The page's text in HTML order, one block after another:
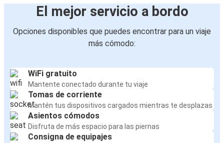
El mejor servicio a bordo
Opciones disponibles que puedes encontrar para un viaje
más cómodo:
WiFi gratuito
Mantente conectado durante tu viaje
Tomas de corriente
Mantén tus dispositivos cargados mientras te desplazas
Asientos cómodos
Disfruta de más espacio para las piernas
Consigna de equipajes